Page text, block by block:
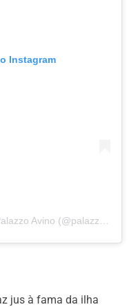
Instagram
jus à fama da ilha